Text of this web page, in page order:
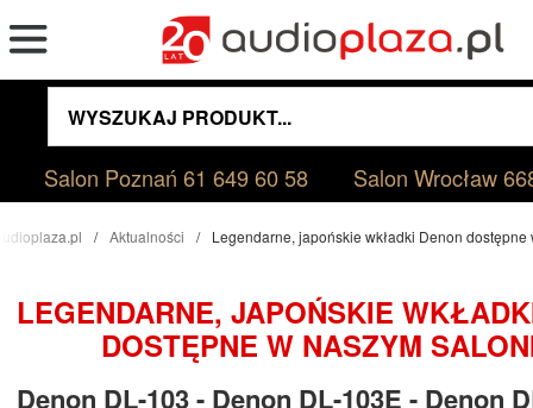
Salon Poznań61 649 60 58 Salon Wrocław
Aktualności Legendarne, japońskie wkładki Denon dostępne
LEGENDARNE, JAPOŃSKIE
DOSTĘPNE W NASZYM
Denon DL-103 - Denon DL-103E - Denon